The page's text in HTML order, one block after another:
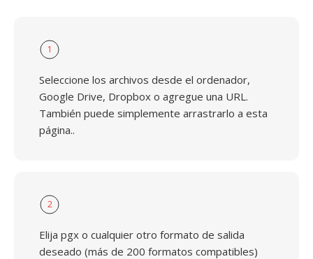
1
Seleccione los archivos desde el ordenador,
Google Drive, Dropbox o agregue una URL.
También puede simplemente arrastrarlo a esta
página..
2
Elija pgx o cualquier otro formato de salida
deseado (más de 200 formatos compatibles)